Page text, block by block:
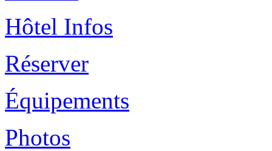
Hôtel Infos
Réserver
Équipements
Photos